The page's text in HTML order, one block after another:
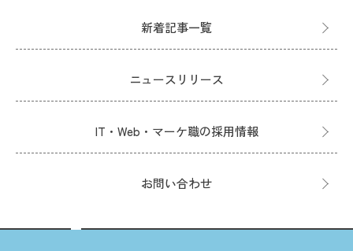
新着記事一覧
ニュースリリース
IT・Web・マーケ職の採用情報
お問い合わせ